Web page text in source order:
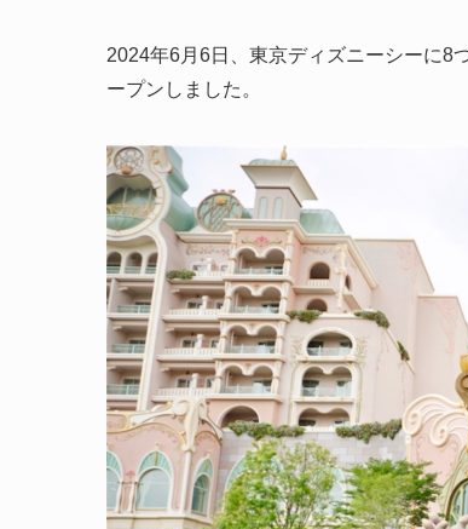
2024年6月6日、東京ディズニーシーに8
ープンしました。